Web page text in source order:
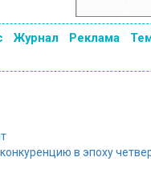
Журнал Реклама
в эпоху